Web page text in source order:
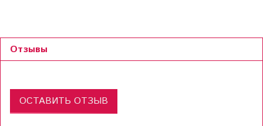
Отзывы
ОСТАВИТЬ ОТЗЫВ